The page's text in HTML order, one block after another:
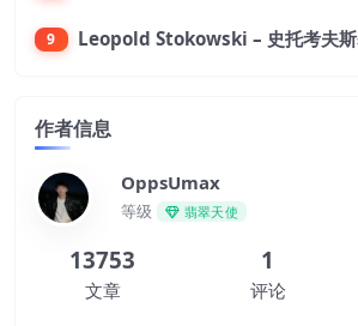
9
作者信息
OppsUmax
等级 翡翠天使
13753
文章
1
评论